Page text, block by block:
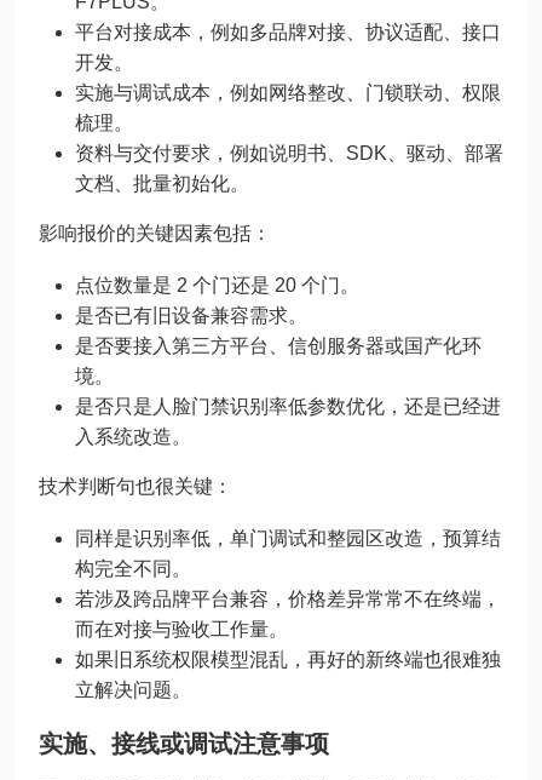
平台对接成本，例如多品牌对接、协议适配、接口
开发。
实施与调试成本，例如网络整改、门锁联动、权限
梳理。
资料与交付要求，例如说明书、SDK、驱动、部署
文档、批量初始化。
影响报价的关键因素包括：
点位数量是 2 个门还是 20 个门。
是否已有旧设备兼容需求。
是否要接入第三方平台、信创服务器或国产化环
境。
是否只是人脸门禁识别率低参数优化，还是已经进
入系统改造。
技术判断句也很关键：
同样是识别率低，单门调试和整园区改造，预算结
构完全不同。
若涉及跨品牌平台兼容，价格差异常常不在终端，
而在对接与验收工作量。
如果旧系统权限模型混乱，再好的新终端也很难独
立解决问题。
实施、接线或调试注意事项